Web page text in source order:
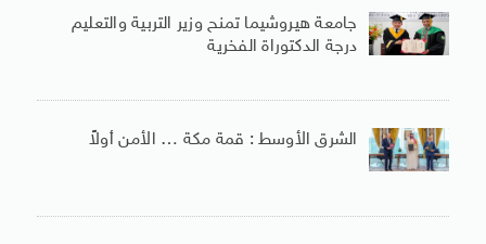
جامعة هيروشيما تمنح وزير التربية والتعليم
درجة الدكتوراة الفخرية
الشرق الأوسط : قمة مكة … الأمن أولاً